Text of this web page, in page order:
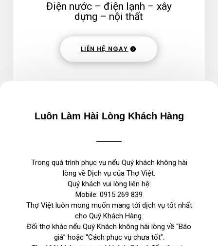
Điện nước – điện lạnh – xây
dựng – nội thất
LIÊN HỆ NGAY
Luôn Làm Hài Lòng Khách Hàng
Trong quá trình phục vụ nếu Quý khách không hài
lòng về Dịch vụ của Thợ Việt.
Quý khách vui lòng liên hệ:
Mobile: 0915 269 839
Thợ Việt luôn mong muốn mang tới dịch vụ tốt nhất
cho Quý Khách Hàng.
Đổi thợ khác nếu Quý Khách không hài lòng về “Báo
giá” hoặc “Cách phục vụ chưa tốt”.